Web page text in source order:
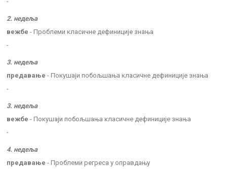
2. недеља
вежбе - Проблеми класичне дефиниције знања
-
3. недеља
предавање - Покушаји побољшања класичне дефиниције знања
-
3. недеља
вежбе - Покушаји побољшања класичне дефиниције знања
-
4. недеља
предавање - Проблеми регреса у оправдању